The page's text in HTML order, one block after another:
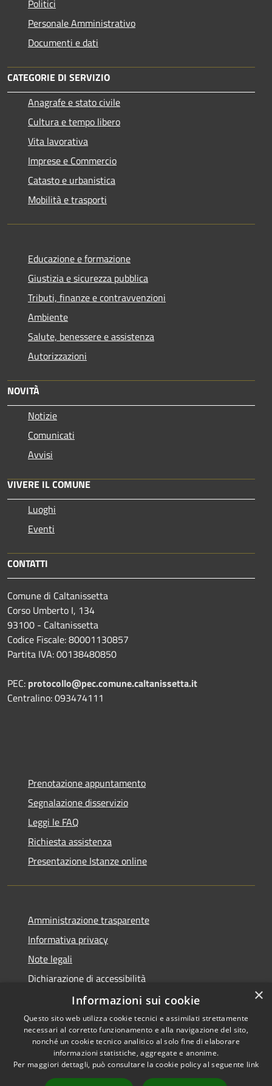
Politici
Personale Amministrativo
Documenti e dati
CATEGORIE DI SERVIZIO
Anagrafe e stato civile
Cultura e tempo libero
Vita lavorativa
Imprese e Commercio
Catasto e urbanistica
Mobilità e trasporti
Educazione e formazione
Giustizia e sicurezza pubblica
Tributi, finanze e contravvenzioni
Ambiente
Salute, benessere e assistenza
Autorizzazioni
NOVITÀ
Notizie
Comunicati
Avvisi
VIVERE IL COMUNE
Luoghi
Eventi
CONTATTI
Comune di Caltanissetta
Corso Umberto I, 134
93100 - Caltanissetta
Codice Fiscale: 80001130857
Partita IVA: 00138480850
PEC: protocollo@pec.comune.caltanissetta.it
Centralino: 093474111
Prenotazione appuntamento
Segnalazione disservizio
Leggi le FAQ
Richiesta assistenza
Presentazione Istanze online
Amministrazione trasparente
Informativa privacy
Note legali
Dichiarazione di accessibilità
Accessibilità
Privacy
Copyright © 2026 • Comune di
Caltanissetta • Powered by
Municipium•Accesso
×
Informazioni sui cookie
Questo sito web utilizza cookie tecnici e assimilati strettamente
necessari al corretto funzionamento e alla navigazione del sito,
nonché un cookie tecnico analitico al solo fine di elaborare
informazioni statistiche, aggregate e anonime.
Per maggiori dettagli, può consultare la cookie policy al seguente link